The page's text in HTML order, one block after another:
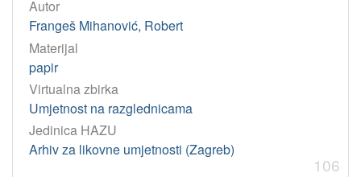
Autor
Frangeš Mihanović, Robert
Materijal
papir
Virtualna zbirka
Umjetnost na razglednicama
Jedinica HAZU
Arhiv za likovne umjetnosti (Zagreb)
106